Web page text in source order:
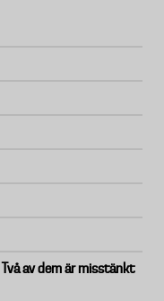
Två av dem är misstänkt